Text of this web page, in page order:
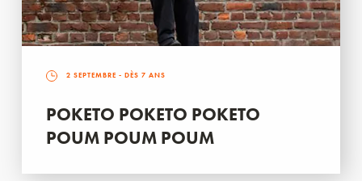
2 SEPTEMBRE - DÈS 7 ANS
POKETO POKETO POKETO
POUM POUM POUM